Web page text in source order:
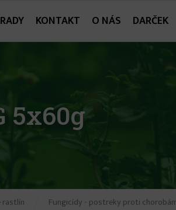
KONTAKT O NÁS DARČEK
5x60g
rastlín Fungicídy - postreky proti